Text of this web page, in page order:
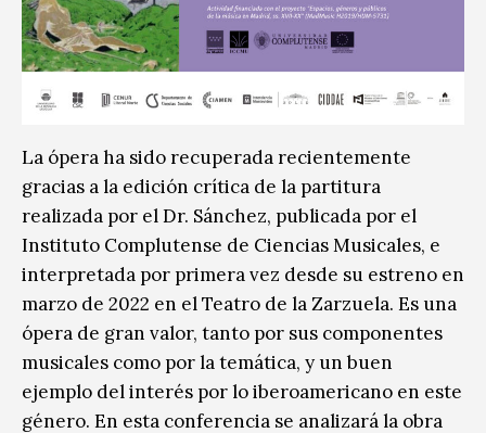
La ópera ha sido recuperada recientemente
gracias a la edición crítica de la partitura
realizada por el Dr. Sánchez, publicada por el
Instituto Complutense de Ciencias Musicales, e
interpretada por primera vez desde su estreno en
marzo de 2022 en el Teatro de la Zarzuela. Es una
ópera de gran valor, tanto por sus componentes
musicales como por la temática, y un buen
ejemplo del interés por lo iberoamericano en este
género. En esta conferencia se analizará la obra